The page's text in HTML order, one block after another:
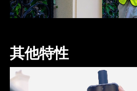
其他特性